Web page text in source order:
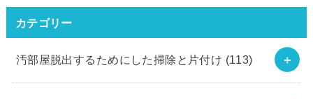
カテゴリー
汚部屋脱出するためにした掃除と片付け (113)